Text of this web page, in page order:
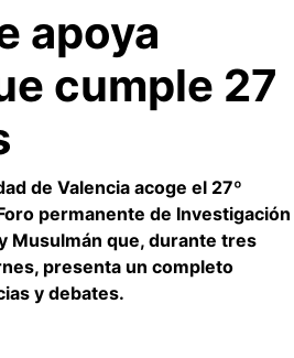
apoya
cumple 27
de Valencia acoge el 27º
permanente de Investigación
Musulmán que, durante tres
presenta un completo
y debates.